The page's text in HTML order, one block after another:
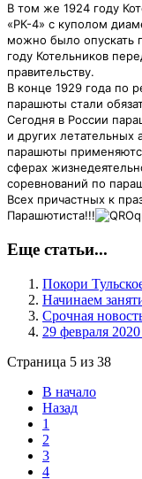
В том же 1924 году
«РК-4» с куполом
можно было опускать
году Котельников
правительству.
В конце 1929 года по
парашюты стали
Сегодня в России
и других летательных
парашюты
сферах
соревнований по
Всех причастных к
Парашютиста!!!
Еще статьи...
Покори
Начинаем
Срочная
29 февраля 2020
Страница 5 из 38
В начало
Назад
1
2
3
4